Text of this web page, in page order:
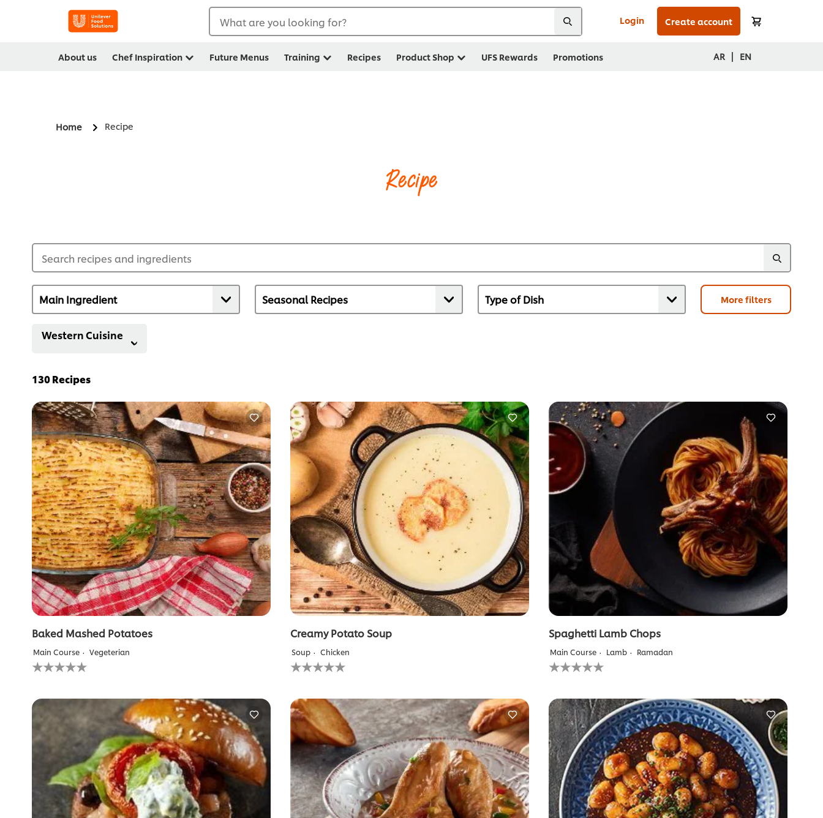
What are you looking for? Login Create account
About us Chef Inspiration Future Menus Training Recipes Product Shop UFS Rewards Promotions AR | EN
Home Recipe
Recipe
More filters
Western Cuisine
130Recipes
Baked Mashed Potatoes
Main Course Vegeterian
لم
يتم
تقييمات
لهذا
Creamy Potato Soup
Soup Chicken
لم
يتم
تقييمات
لهذا
Spaghetti Lamb Chops
Main Course Lamb Ramadan
لم
يتم
تقييمات
لهذا